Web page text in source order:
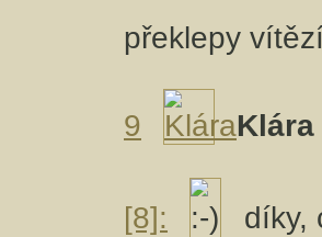
překlepy
9 Klára
[8]: díky,